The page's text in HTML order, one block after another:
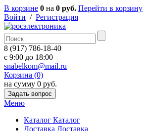
В корзине 0 на 0 руб. Перейти в корзину
Войти / Регистрация
8 (917) 786-18-40
c 9:00 до 18:00
snabelkom@mail.ru
Корзина (0)
на сумму 0 руб.
Задать вопрос
Меню
Каталог Каталог
Доставка Доставка